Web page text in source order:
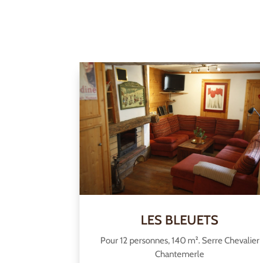
LES BLEUETS
Pour 12 personnes, 140 m². Serre Chevalier
Chantemerle